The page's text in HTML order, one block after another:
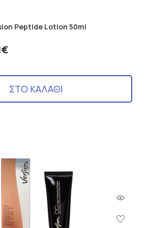
Peptide Lotion 50ml
ΣΤΟ ΚΑΛΑΘΙ